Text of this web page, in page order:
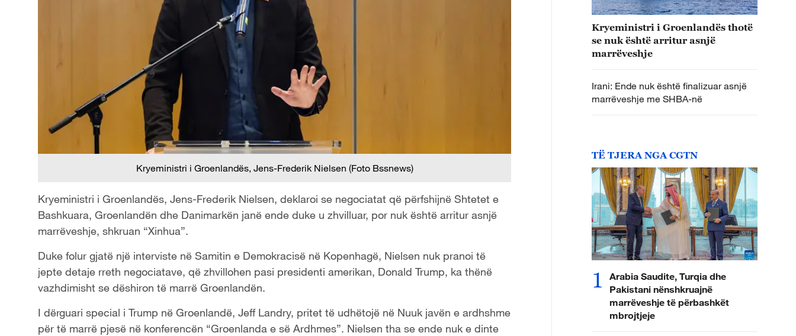
Kryeministri i Groenlandës, Jens-Frederik Nielsen (Foto Bssnews)
Kryeministri i Groenlandës, Jens-Frederik Nielsen, deklaroi se negociatat që përfshijnë Shtetet e
Bashkuara, Groenlandën dhe Danimarkën janë ende duke u zhvilluar, por nuk është arritur asnjë
marrëveshje, shkruan “Xinhua”.
Duke folur gjatë një interviste në Samitin e Demokracisë në Kopenhagë, Nielsen nuk pranoi të
jepte detaje rreth negociatave, që zhvillohen pasi presidenti amerikan, Donald Trump, ka thënë
vazhdimisht se dëshiron të marrë Groenlandën.
I dërguari special i Trump në Groenlandë, Jeff Landry, pritet të udhëtojë në Nuuk javën e ardhshme
për të marrë pjesë në konferencën “Groenlanda e së Ardhmes”. Nielsen tha se ende nuk e dinte
Kryeministri i Groenlandës thotë
se nuk është arritur asnjë
marrëveshje
Irani: Ende nuk është finalizuar asnjë
marrëveshje me SHBA-në
TË TJERA NGA CGTN
1
Arabia Saudite, Turqia dhe
Pakistani nënshkruajnë
marrëveshje të përbashkët
mbrojtjeje